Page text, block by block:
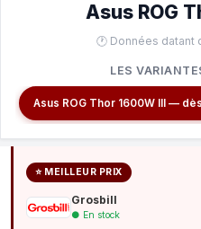
Asus ROG
🕐 Données datant
LES
Asus ROG Thor 1600W III —
⭐ MEILLEUR PRIX
Grosbill
● En stock